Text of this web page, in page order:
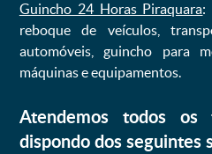
Guincho 24 Horas Piraquara:
reboque de veículos,
automóveis, guincho para
máquinas e equipamentos.
Atendemos todos os
dispondo dos seguintes